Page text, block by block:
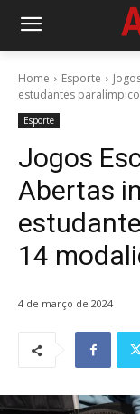
Home Esporte
estudantes
Esporte
Jogos
Abertas
14
4 de março de 2024